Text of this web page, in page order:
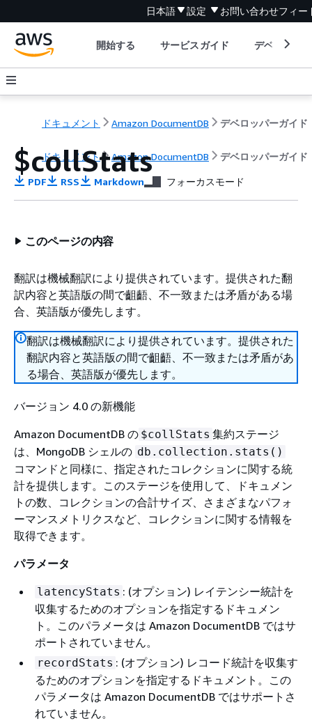
日本語 設定 お問い合わせフィー
開始する サービスガイド デベロッパ
ドキュメント Amazon DocumentDB デベロッパーガイド
ドキュメント Amazon DocumentDB デベロッパーガイド
$collStats
PDF RSS Markdown フォーカスモード
このページの内容
翻訳は機械翻訳により提供されています。提供された翻
訳内容と英語版の間で齟齬、不一致または矛盾がある場
合、英語版が優先します。
翻訳は機械翻訳により提供されています。提供された
翻訳内容と英語版の間で齟齬、不一致または矛盾があ
る場合、英語版が優先します。
バージョン 4.0 の新機能
Amazon DocumentDB の $collStats 集約ステージ
は、MongoDB シェルの db.collection.stats()
コマンドと同様に、指定されたコレクションに関する統
計を提供します。このステージを使用して、ドキュメン
トの数、コレクションの合計サイズ、さまざまなパフォ
ーマンスメトリクスなど、コレクションに関する情報を
取得できます。
パラメータ
latencyStats : (オプション) レイテンシー統計を
収集するためのオプションを指定するドキュメン
ト。このパラメータは Amazon DocumentDB ではサ
ポートされていません。
recordStats : (オプション) レコード統計を収集す
るためのオプションを指定するドキュメント。この
パラメータは Amazon DocumentDB ではサポートさ
れていません。